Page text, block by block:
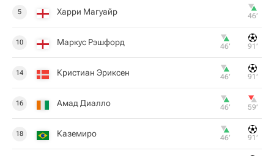
5 Харри Магуайр 46‎’‎
10 Маркус Рэшфорд 46‎’‎ 91‎’‎
14 Кристиан Эриксен 46‎’‎ 91‎’‎
16 Амад Диалло 46‎’‎ 59‎’‎
18 Каземиро 46‎’‎ 91‎’‎